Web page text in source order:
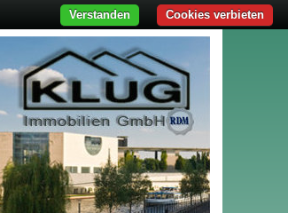
Cookies verbieten
Verstanden